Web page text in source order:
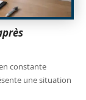
constante
une situation